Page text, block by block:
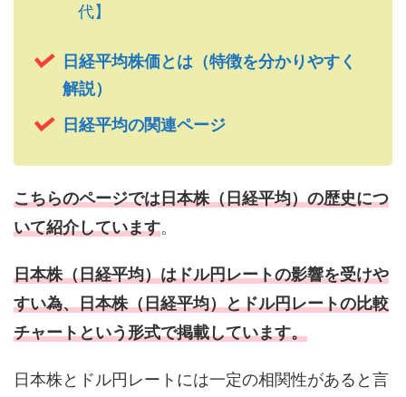
代】
日経平均株価とは（特徴を分かりやすく
解説）
日経平均の関連ページ
こちらのページでは日本株（日経平均）の歴史につ
いて紹介しています。
日本株（日経平均）はドル円レートの影響を受けや
すい為、日本株（日経平均）とドル円レートの比較
チャートという形式で掲載しています。
日本株とドル円レートには一定の相関性があると言